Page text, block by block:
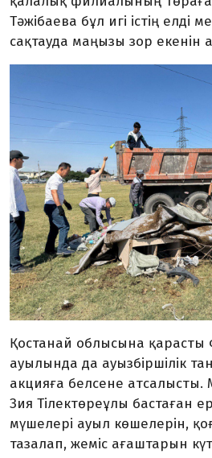
Тәжібаева бұл игі істің елді
сақтауда маңызы зор екенін
Қостанай облысына қарасты
ауылында да ауызбіршілік
акцияға белсене атсалысты.
Зия Тілектөреұлы бастаған
мүшелері ауыл көшелерін,
тазалап, жеміс ағаштарын